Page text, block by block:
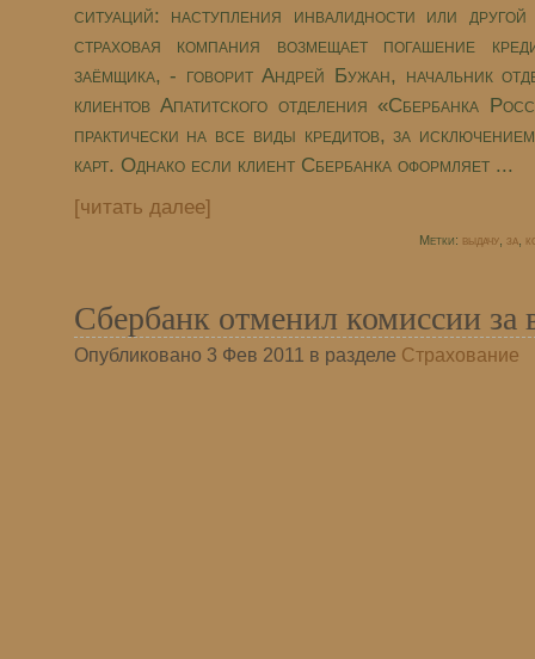
ситуаций: наступления инвалидности или
страховая компания возмещает погашение
заёмщика, - говорит Андрей Бужан, начальник
клиентов Апатитского отделения «Сбербанка
практически на все виды кредитов, за
карт. Однако если клиент Сбербанка оформляет ...
[читать далее]
Метки: выдачу, за,
Сбербанк отменил комиссии за
Опубликовано 3 Фев 2011 в разделе Страхование